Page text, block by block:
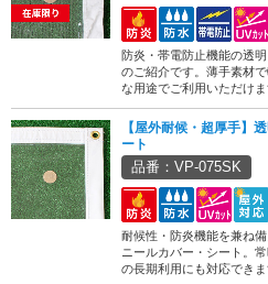
防炎・帯電防止機能の透
のご紹介です。薄手素材
な用途でご利用いただけま
【屋外耐候・超厚手】
ート
品番：VP-075SK
耐候性・防炎機能を兼ね
ニールカバー・シート。
の長期利用にも対応できま